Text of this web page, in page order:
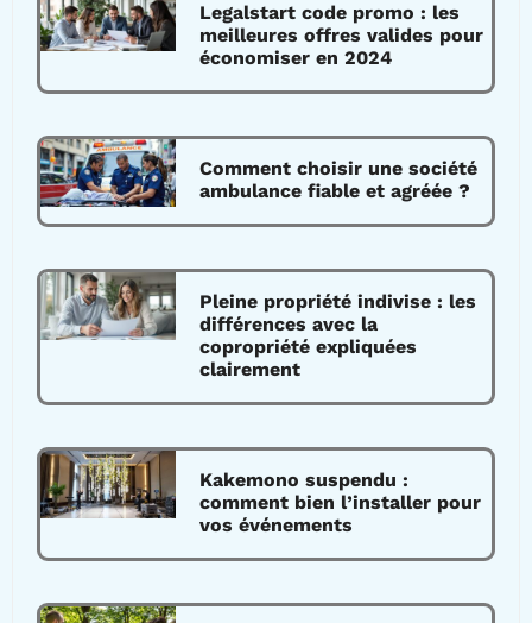
Legalstart code promo : les
meilleures offres valides pour
économiser en 2024
Comment choisir une société
ambulance fiable et agréée ?
Pleine propriété indivise : les
différences avec la
copropriété expliquées
clairement
Kakemono suspendu :
comment bien l’installer pour
vos événements